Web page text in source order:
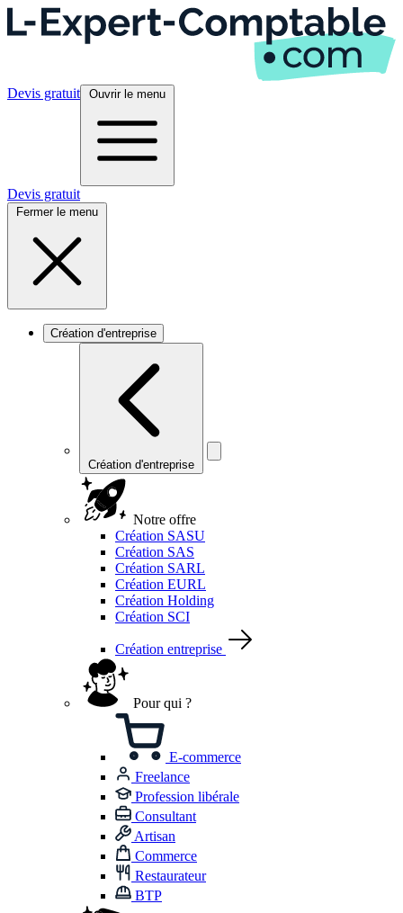
Devis gratuit Ouvrir le menu
Devis gratuit
Fermer le menu
Création d'entreprise
Création d'entreprise
Notre offre
Création SASU
Création SAS
Création SARL
Création EURL
Création Holding
Création SCI
Création entreprise
Pour qui ?
E-commerce
Freelance
Profession libérale
Consultant
Artisan
Commerce
Restaurateur
BTP